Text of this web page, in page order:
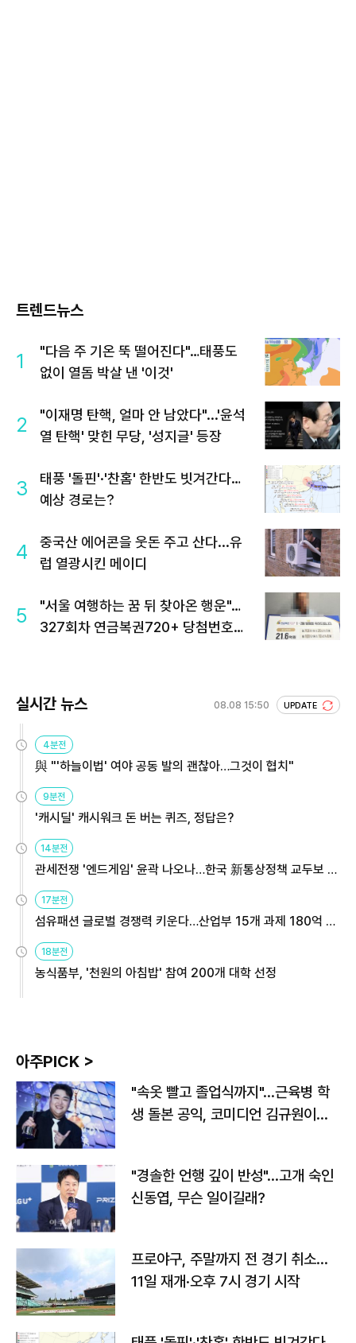
트렌드뉴스
1
"다음 주 기온 뚝 떨어진다"…태풍도
없이 열돔 박살 낸 '이것'
2
"이재명 탄핵, 얼마 안 남았다"...'윤석
열 탄핵' 맞힌 무당, '성지글' 등장
3
태풍 '돌핀'·'찬홈' 한반도 빗겨간다…
예상 경로는?
4
중국산 에어콘을 웃돈 주고 산다...유
럽 열광시킨 메이디
5
"서울 여행하는 꿈 뒤 찾아온 행운"…
327회차 연금복권720+ 당첨번호조
실시간 뉴스 08.08 15:50 UPDATE
4분전
與 "'하늘이법' 여야 공동 발의 괜찮아…그것이 협치"
9분전
'캐시딜' 캐시워크 돈 버는 퀴즈, 정답은?
14분전
관세전쟁 '엔드게임' 윤곽 나오나…한국 新통상정책 교두보 활
용해야
17분전
섬유패션 글로벌 경쟁력 키운다…산업부 15개 과제 180억 지
원
18분전
농식품부, '천원의 아침밥' 참여 200개 대학 선정
아주PICK >
"속옷 빨고 졸업식까지"…근육병 학
생 돌본 공익, 코미디언 김규원이었
"경솔한 언행 깊이 반성"…고개 숙인
신동엽, 무슨 일이길래?
프로야구, 주말까지 전 경기 취소…
11일 재개·오후 7시 경기 시작